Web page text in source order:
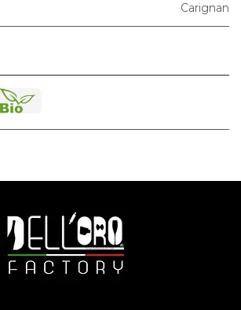
Carignan